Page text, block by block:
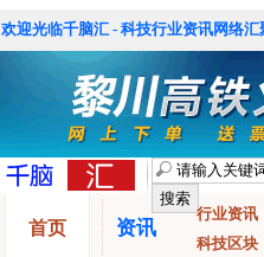
欢迎光临千脑汇 - 科技行业资讯网络汇
首页 资讯
行业资讯
科技区块